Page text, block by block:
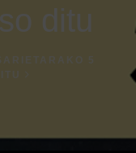
ditu
5